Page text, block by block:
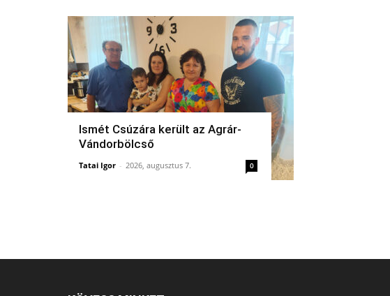
Ismét Csúzára került az Agrár-
Vándorbölcső
Tatai Igor - 2026, augusztus 7. 0